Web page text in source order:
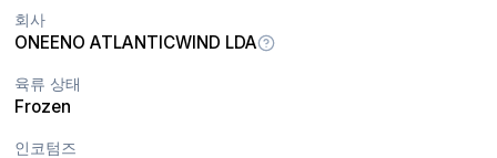
회사
ONEENO ATLANTICWIND LDA
육류 상태
Frozen
인코텀즈